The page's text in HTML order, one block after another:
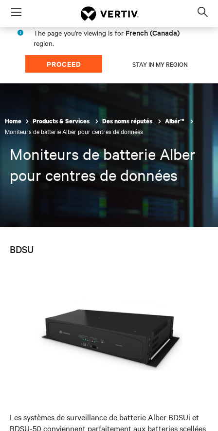
Menu
The page you're viewing is for French (Canada)
region.
PROCEED STAY IN MY REGION
Home Products & Services Des noms réputés Albér™
Moniteurs de batterie Alber pour centres de données
Moniteurs de batterie Alber
pour centres de données
BDSU
Les systèmes de surveillance de batterie Alber BDSUi et
BDSU-50 conviennent parfaitement aux batteries scellées